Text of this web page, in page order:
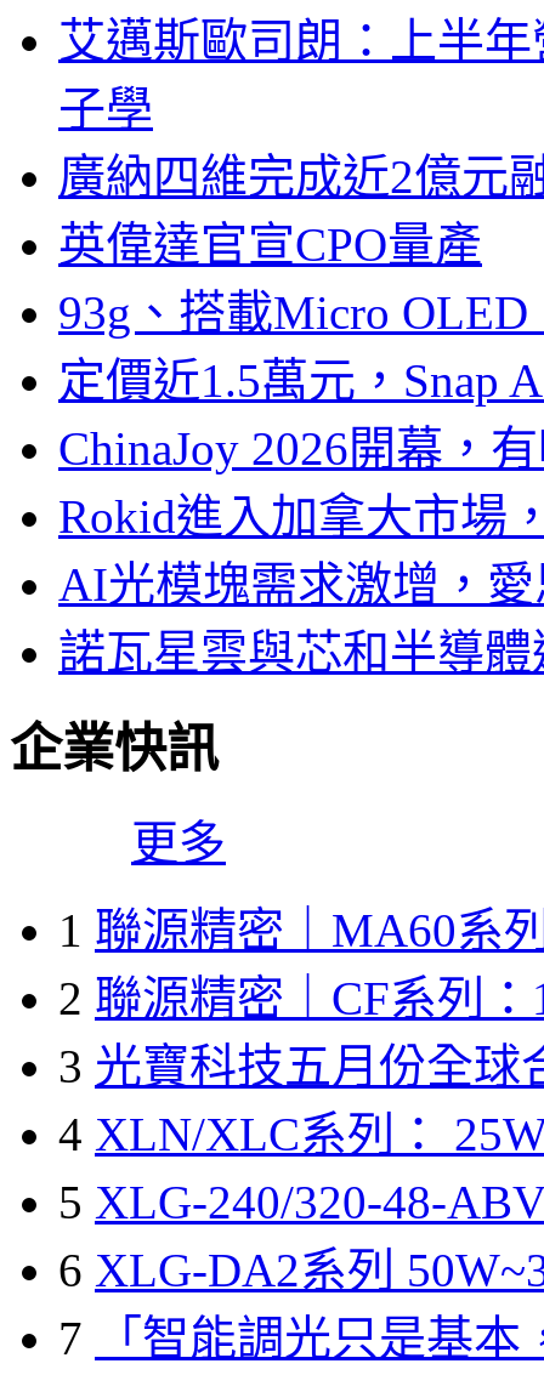
艾邁斯歐司朗：上半
子學
廣納四維完成近2億元
英偉達官宣CPO量產
93g、搭載Micro
定價近1.5萬元，Snap
ChinaJoy 2026開幕，
Rokid進入加拿大市場
AI光模塊需求激增，
諾瓦星雲與芯和半導
企業快訊
更多
1 聯源精密｜MA60系
2 聯源精密｜CF系列：
3 光寶科技五月份全球
4 XLN/XLC系列：
5 XLG-240/320-48-
6 XLG-DA2系列
7
「智能調光只是基本